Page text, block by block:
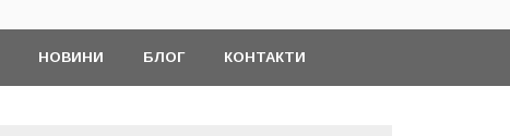
НОВИНИ БЛОГ КОНТАКТИ